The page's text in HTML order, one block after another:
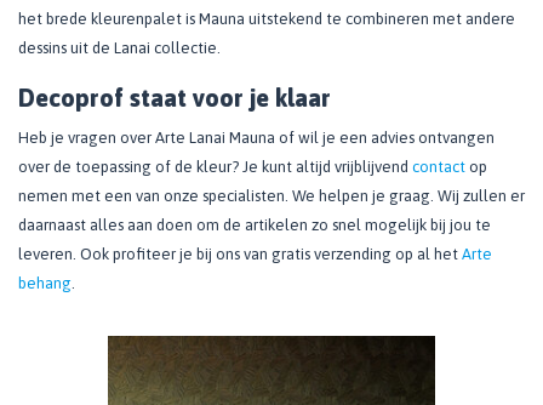
het brede kleurenpalet is Mauna uitstekend te combineren met andere
dessins uit de Lanai collectie.
Decoprof staat voor je klaar
Heb je vragen over Arte Lanai Mauna of wil je een advies ontvangen
over de toepassing of de kleur? Je kunt altijd vrijblijvend contact op
nemen met een van onze specialisten. We helpen je graag. Wij zullen er
daarnaast alles aan doen om de artikelen zo snel mogelijk bij jou te
leveren. Ook profiteer je bij ons van gratis verzending op al het Arte
behang.